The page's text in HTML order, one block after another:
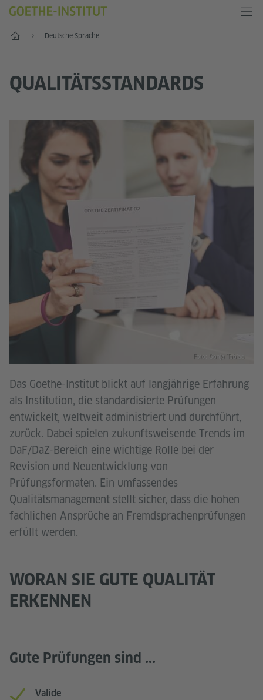
Start Deutsche Sprache
QUALITÄTS­STANDARDS
Das Goethe-Institut blickt auf langjährige Erfahrung
als Institution, die standardisierte Prüfungen
entwickelt, weltweit administriert und durchführt,
zurück. Dabei spielen zukunftsweisende Trends im
DaF/DaZ-Bereich eine wichtige Rolle bei der
Revision und Neuentwicklung von
Prüfungsformaten. Ein umfassendes
Qualitätsmanagement stellt sicher, dass die hohen
fachlichen Ansprüche an Fremdsprachenprüfungen
erfüllt werden.
Foto: Sonja Tobias
WORAN SIE GUTE QUALITÄT
ERKENNEN
Gute Prüfungen sind ...
Valide